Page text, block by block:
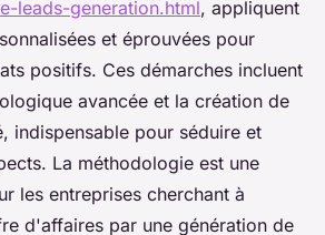
leads-generation.html, appliquent
et éprouvées pour
positifs. Ces démarches incluent
avancée et la création de
indispensable pour séduire et
La méthodologie est une
les entreprises cherchant à
d'affaires par une génération de